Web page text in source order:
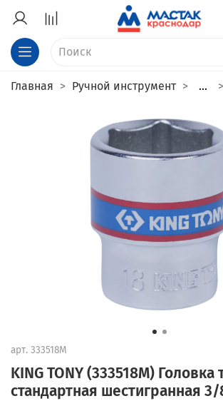
Главная Ручной инструмент ...
арт. 333518M
KING TONY (333518M) Головка
стандартная шестигранная